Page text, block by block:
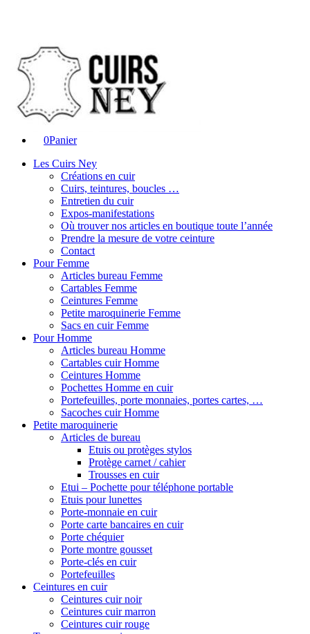
0Panier
Les Cuirs Ney
Créations en cuir
Cuirs, teintures, boucles …
Entretien du cuir
Expos-manifestations
Où trouver nos articles en boutique toute l’année
Prendre la mesure de votre ceinture
Contact
Pour Femme
Articles bureau Femme
Cartables Femme
Ceintures Femme
Petite maroquinerie Femme
Sacs en cuir Femme
Pour Homme
Articles bureau Homme
Cartables cuir Homme
Ceintures Homme
Pochettes Homme en cuir
Portefeuilles, porte monnaies, portes cartes, …
Sacoches cuir Homme
Petite maroquinerie
Articles de bureau
Etuis ou protèges stylos
Protège carnet / cahier
Trousses en cuir
Etui – Pochette pour téléphone portable
Etuis pour lunettes
Porte-monnaie en cuir
Porte carte bancaires en cuir
Porte chéquier
Porte montre gousset
Porte-clés en cuir
Portefeuilles
Ceintures en cuir
Ceintures cuir noir
Ceintures cuir marron
Ceintures cuir rouge